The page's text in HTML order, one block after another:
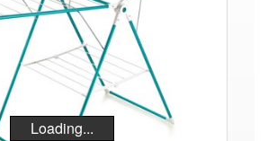
Loading...